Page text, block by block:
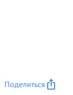
Поделиться